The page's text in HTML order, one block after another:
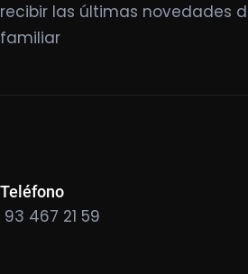
recibir las últimas novedades
familiar
Teléfono
93 467 21 59